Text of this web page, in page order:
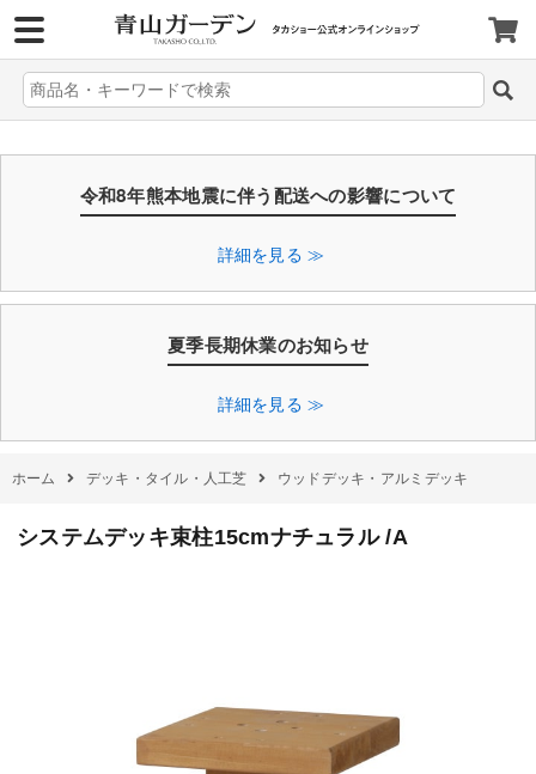
令和8年熊本地震に伴う配送への影響について
詳細を見る ≫
夏季長期休業のお知らせ
詳細を見る ≫
ホーム デッキ・タイル・人工芝 ウッドデッキ・アルミデッキ
システムデッキ束柱15cmナチュラル /A